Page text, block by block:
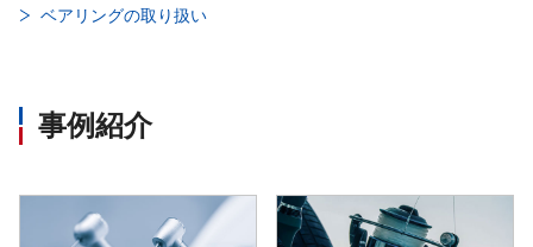
ベアリングの取り扱い
事例紹介